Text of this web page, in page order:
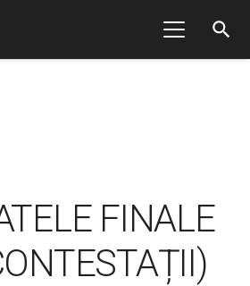
search
FINALE